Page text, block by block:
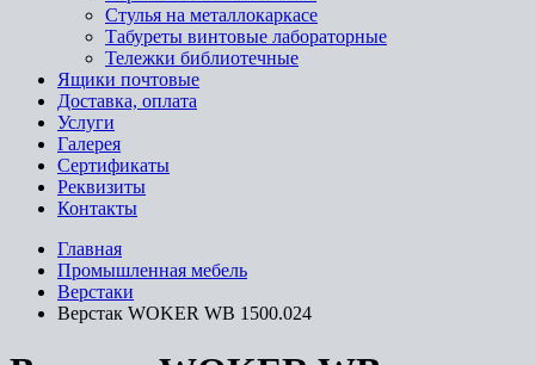
Стулья на металлокаркасе
Табуреты винтовые лабораторные
Тележки библиотечные
Ящики почтовые
Доставка, оплата
Услуги
Галерея
Сертификаты
Реквизиты
Контакты
Главная
Промышленная мебель
Верстаки
Верстак WOKER WB 1500.024